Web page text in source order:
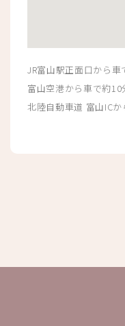
JR富山駅正面口から車
富山空港から車で約10
北陸自動車道 富山IC